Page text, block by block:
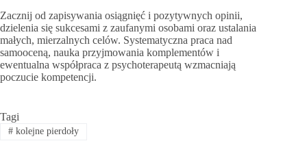
Zacznij od zapisywania osiągnięć i pozytywnych opinii,
dzielenia się sukcesami z zaufanymi osobami oraz ustalania
małych, mierzalnych celów. Systematyczna praca nad
samooceną, nauka przyjmowania komplementów i
ewentualna współpraca z psychoterapeutą wzmacniają
poczucie kompetencji.
Tagi
#kolejne pierdoły